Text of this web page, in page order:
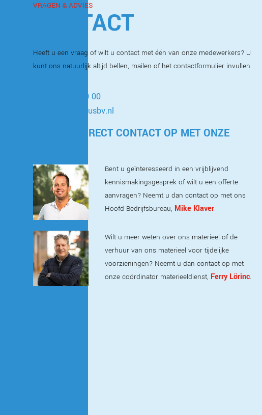
VRAGEN & ADVIES
CONTACT
Heeft u een vraag of wilt u contact met één van onze medewerkers? U
kunt ons natuurlijk altijd bellen, mailen of het contactformulier invullen.
020 587 40 00
info@markusbv.nl
OF NEEM DIRECT CONTACT OP MET ONZE
Bent u geïnteresseerd in een vrijblijvend
kennismakingsgesprek of wilt u een offerte
aanvragen? Neemt u dan contact op met ons
Hoofd Bedrijfsbureau, Mike Klaver.
Wilt u meer weten over ons materieel of de
verhuur van ons materieel voor tijdelijke
voorzieningen? Neemt u dan contact op met
onze coördinator materieeldienst, Ferry Lörinc.